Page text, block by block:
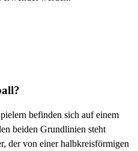
befinden sich auf einem
beiden Grundlinien steht
der von einer halbkreisförmigen